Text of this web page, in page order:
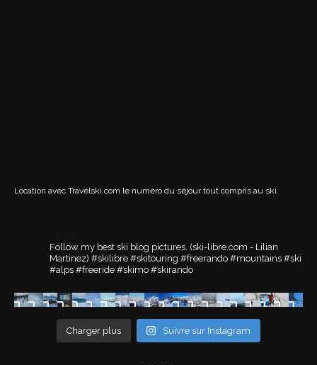
Location avec Travelski.com le numéro du séjour tout compris au ski.
Follow my best ski blog pictures. (ski-libre.com - Lilian
Martinez) #skilibre #skitouring #freerando #mountains #ski
#alps #freeride #skimo #skirando
Charger plus Suivre sur Instagram